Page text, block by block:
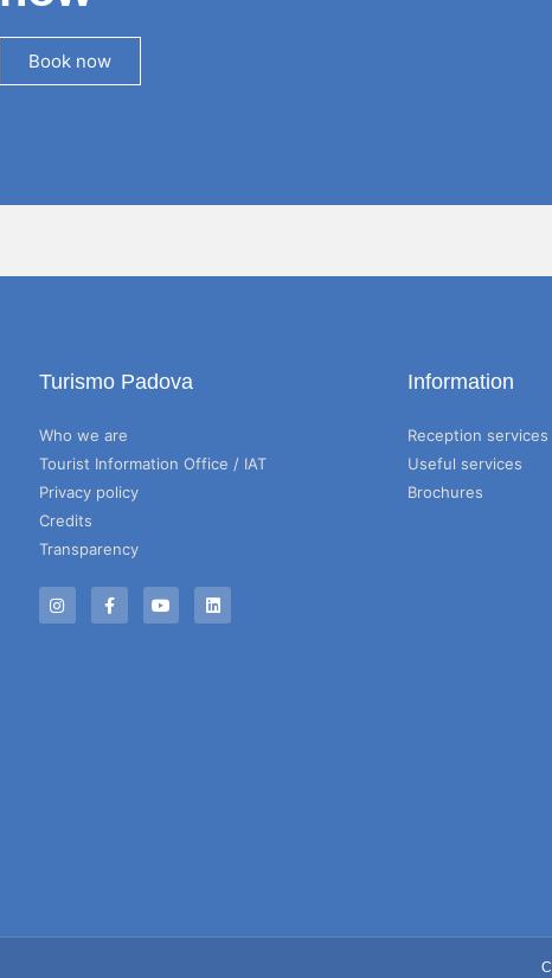
Book now
Turismo Padova
Who we are
Tourist Information Office / IAT
Privacy policy
Credits
Transparency
Information
Reception services
Useful services
Brochures